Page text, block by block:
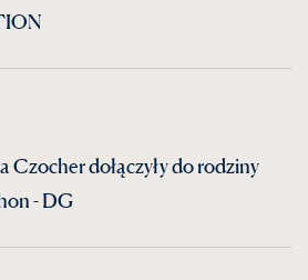
Czocher dołączyły do rodziny
- DG